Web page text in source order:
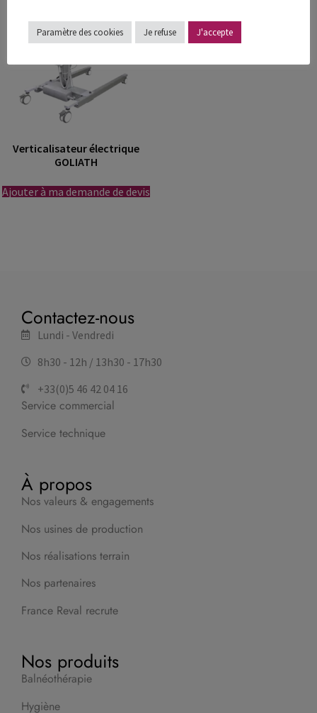
Verticalisateur électrique
GOLIATH
Ajouter à ma demande de devis
Contactez-nous
Lundi - Vendredi
8h30 - 12h / 13h30 - 17h30
+33(0)5 46 42 04 16
Service commercial
Service technique
À propos
Nos valeurs & engagements
Nos usines de production
Nos réalisations terrain
Nos partenaires
France Reval recrute
Nos produits
Balnéothérapie
Hygiène
Paramètre des cookies Je refuse J'accepte